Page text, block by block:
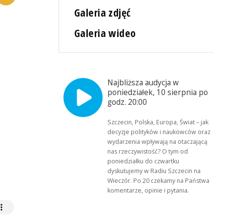
Galeria zdjęć
Galeria wideo
Najbliższa audycja w
poniedziałek, 10 sierpnia po
godz. 20:00
Szczecin, Polska, Europa, Świat – jak
decyzje polityków i naukowców oraz
wydarzenia wpływają na otaczającą
nas rzeczywistość? O tym od
poniedziałku do czwartku
dyskutujemy w Radiu Szczecin na
Wieczór. Po 20 czekamy na Państwa
komentarze, opinie i pytania.